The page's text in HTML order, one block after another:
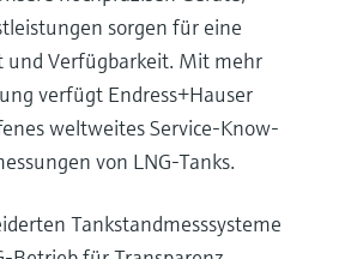
sorgen für eine
und Verfügbarkeit. Mit mehr
verfügt Endress+Hauser
weltweites Service-Know-
von LNG-Tanks.
Tankstandmesssysteme